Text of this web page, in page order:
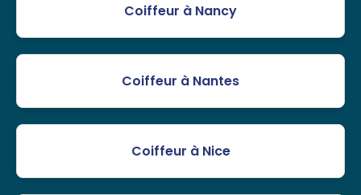
Coiffeur à Nancy
Coiffeur à Nantes
Coiffeur à Nice